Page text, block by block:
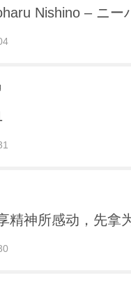
Nishino – ニー
精神所感动，先拿